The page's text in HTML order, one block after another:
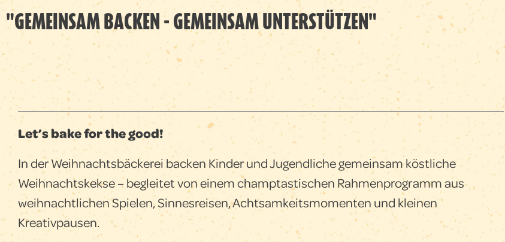
"GEMEINSAM BACKEN - GEMEINSAM UNTERSTÜTZEN"
Let’s bake for the good!
In der Weihnachtsbäckerei backen Kinder und Jugendliche gemeinsam köstliche
Weihnachtskekse – begleitet von einem champtastischen Rahmenprogramm aus
weihnachtlichen Spielen, Sinnesreisen, Achtsamkeitsmomenten und kleinen
Kreativpausen.